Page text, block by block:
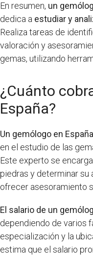
En resumen, un
dedica a estudiar y
Realiza tareas de
valoración y
gemas, utilizando
¿Cuánto
España?
Un gemólogo en España
en el estudio de las
Este experto se
piedras y determinar su
ofrecer asesoramiento
El salario de un
dependiendo de varios
especialización y la
estima que el salario